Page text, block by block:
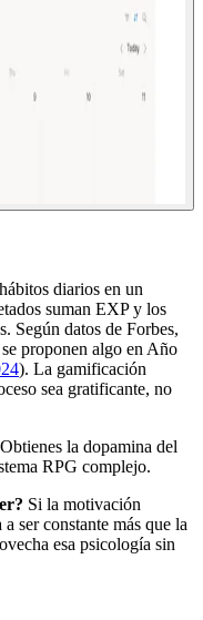
diarios en un
suman EXP y los
Según datos de Forbes,
proponen algo en Año
). La gamificación
sea gratificante, no
la dopamina del
RPG complejo.
Si la motivación
ser constante más que la
esa psicología sin